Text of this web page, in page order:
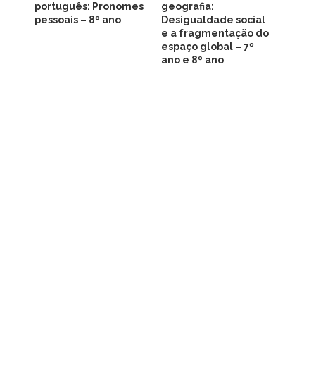
português: Pronomes
pessoais – 8º ano
geografia:
Desigualdade social
e a fragmentação do
espaço global – 7º
ano e 8º ano